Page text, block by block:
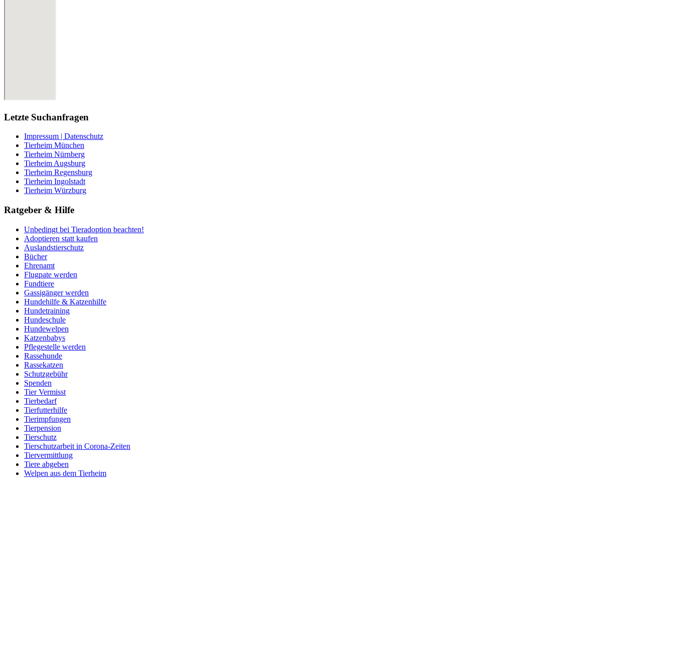
Letzte Suchanfragen
Impressum | Datenschutz
Tierheim München
Tierheim Nürnberg
Tierheim Augsburg
Tierheim Regensburg
Tierheim Ingolstadt
Tierheim Würzburg
Ratgeber & Hilfe
Unbedingt bei Tieradoption beachten!
Adoptieren statt kaufen
Auslandstierschutz
Bücher
Ehrenamt
Flugpate werden
Fundtiere
Gassigänger werden
Hundehilfe & Katzenhilfe
Hundetraining
Hundeschule
Hundewelpen
Katzenbabys
Pflegestelle werden
Rassehunde
Rassekatzen
Schutzgebühr
Spenden
Tier Vermisst
Tierbedarf
Tierfutterhilfe
Tierimpfungen
Tierpension
Tierschutz
Tierschutzarbeit in Corona-Zeiten
Tiervermittlung
Tiere abgeben
Welpen aus dem Tierheim